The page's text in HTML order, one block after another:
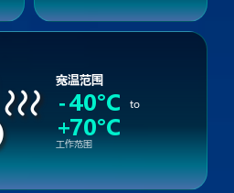
宽温范围
-40°C to
+70°C
工作范围